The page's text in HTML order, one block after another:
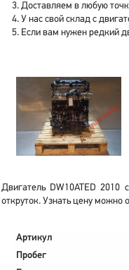
Доставляем в любую
У нас свой склад с
Если вам нужен редкий
Двигатель DW10ATED 2010
откруток. Узнать цену можно
Артикул
Пробег